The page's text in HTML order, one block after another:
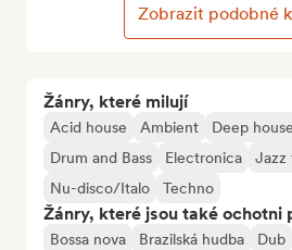
Žánry, které milují
Acid house Ambient Deep house
Drum and Bass
Electronica Jazz
Nu-disco/Italo
Techno
Žánry, které jsou také ochotni
Bossa nova Brazilská hudba Dub
Zobrazit podobné